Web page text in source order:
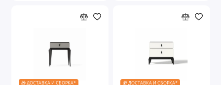
🎁 ДОСТАВКА И СБОРКА* 🎁 ДОСТАВКА И СБОРКА*